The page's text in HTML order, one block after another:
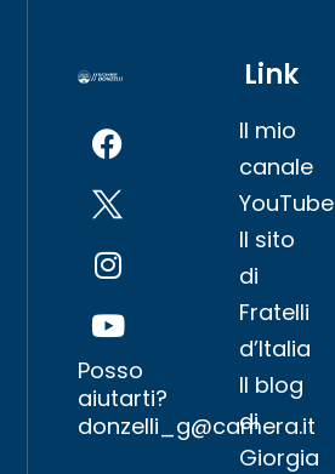
Posso
aiutarti?
donzelli_g@camera.it
Link
Il mio
canale
YouTube
Il sito
di
Fratelli
d’Italia
Il blog
di
Giorgia